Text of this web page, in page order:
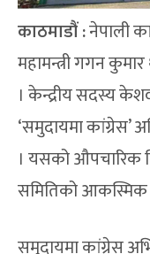
काठमाडौं :नेपाली
महामन्त्री गगन
। केन्द्रीय सदस्य
‘समुदायमा कांग्रेस’
। यसको औपचारिक
समितिको